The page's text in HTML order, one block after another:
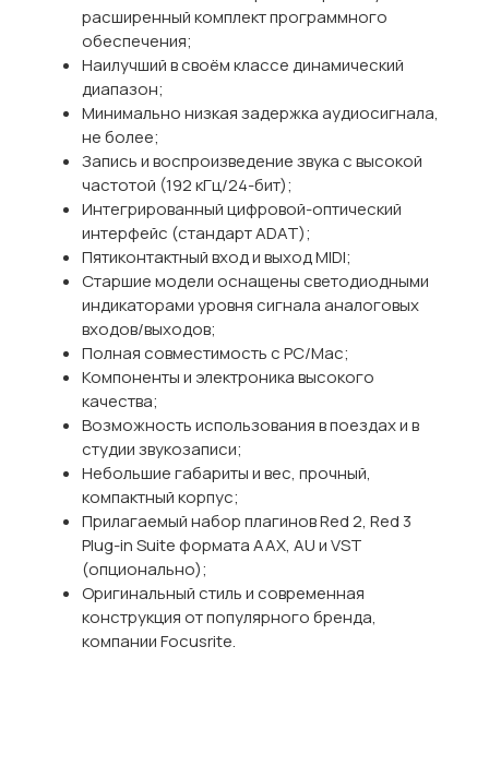
расширенный комплект программного
обеспечения;
Наилучший в своём классе динамический
диапазон;
Минимально низкая задержка аудиосигнала,
не более;
Запись и воспроизведение звука с высокой
частотой (192 кГц/24-бит);
Интегрированный цифровой-оптический
интерфейс (стандарт ADAT);
Пятиконтактный вход и выход MIDI;
Старшие модели оснащены светодиодными
индикаторами уровня сигнала аналоговых
входов/выходов;
Полная совместимость с PC/Mac;
Компоненты и электроника высокого
качества;
Возможность использования в поездах и в
студии звукозаписи;
Небольшие габариты и вес, прочный,
компактный корпус;
Прилагаемый набор плагинов Red 2, Red 3
Plug-in Suite формата AAX, AU и VST
(опционально);
Оригинальный стиль и современная
конструкция от популярного бренда,
компании Focusrite.